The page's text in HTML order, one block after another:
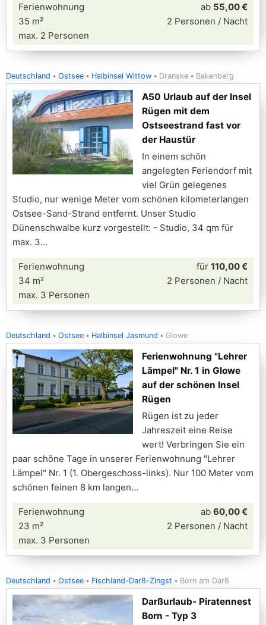
Ferienwohnung
35 m²
max. 2 Personen
ab 55,00 €
2 Personen / Nacht
Deutschland Ostsee Halbinsel Wittow Dranske Bakenberg
A50 Urlaub auf der Insel
Rügen mit dem
Ostseestrand fast vor
der Haustür
In einem schön
angelegten Feriendorf mit
viel Grün gelegenes
Studio, nur wenige Meter vom schönen kilometerlangen
Ostsee-Sand-Strand entfernt. Unser Studio
Dünenschwalbe kurz vorgestellt: - Studio, 34 qm für
max. 3
Ferienwohnung
34 m²
max. 3 Personen
für 110,00 €
2 Personen / Nacht
Deutschland Ostsee Halbinsel Jasmund Glowe
Ferienwohnung "Lehrer
Lämpel" Nr. 1 in Glowe
auf der schönen Insel
Rügen
Rügen ist zu jeder
Jahreszeit eine Reise
wert! Verbringen Sie ein
paar schöne Tage in unserer Ferienwohnung "Lehrer
Lämpel" Nr. 1 (1. Obergeschoss-links). Nur 100 Meter vom
schönen feinen 8 km langen
Ferienwohnung
23 m²
max. 3 Personen
ab 60,00 €
2 Personen / Nacht
Deutschland Ostsee Fischland-Darß-Zingst Born am Darß
Darßurlaub- Piratennest
Born - Typ 3